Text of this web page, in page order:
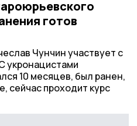
готов
Чунчин участвует с
укронацистами
10 месяцев, был ранен,
сейчас проходит курс